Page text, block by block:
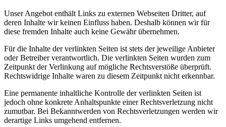
Unser Angebot enthält Links zu externen Webseiten Dritter, auf
deren Inhalte wir keinen Einfluss haben. Deshalb können wir für
diese fremden Inhalte auch keine Gewähr übernehmen.
Für die Inhalte der verlinkten Seiten ist stets der jeweilige Anbieter
oder Betreiber verantwortlich. Die verlinkten Seiten wurden zum
Zeitpunkt der Verlinkung auf mögliche Rechtsverstöße überprüft.
Rechtswidrige Inhalte waren zu diesem Zeitpunkt nicht erkennbar.
Eine permanente inhaltliche Kontrolle der verlinkten Seiten ist
jedoch ohne konkrete Anhaltspunkte einer Rechtsverletzung nicht
zumutbar. Bei Bekanntwerden von Rechtsverletzungen werden wir
derartige Links umgehend entfernen.